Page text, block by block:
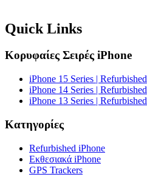
Quick Links
Κορυφαίες Σειρές iPhone
iPhone 15 Series | Refurbished
iPhone 14 Series | Refurbished
iPhone 13 Series | Refurbished
Κατηγορίες
Refurbished iPhone
Εκθεσιακά iPhone
GPS Trackers